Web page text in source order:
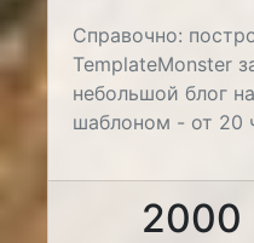
Справочно:
TemplateMonster
небольшой блог
шаблоном - от 20
2000